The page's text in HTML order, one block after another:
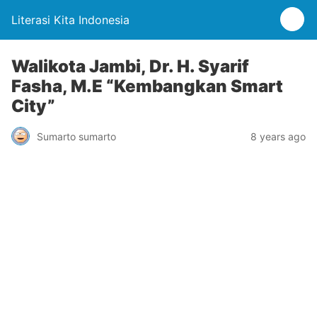
Literasi Kita Indonesia
Walikota Jambi, Dr. H. Syarif
Fasha, M.E “Kembangkan Smart
City”
Sumarto sumarto 8 years ago